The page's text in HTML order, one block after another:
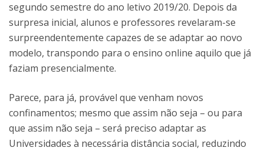
segundo semestre do ano letivo 2019/20. Depois da
surpresa inicial, alunos e professores revelaram-se
surpreendentemente capazes de se adaptar ao novo
modelo, transpondo para o ensino online aquilo que já
faziam presencialmente.
Parece, para já, provável que venham novos
confinamentos; mesmo que assim não seja – ou para
que assim não seja – será preciso adaptar as
Universidades à necessária distância social, reduzindo